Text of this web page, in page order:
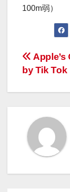
100m弱）
投
稿
ビ
ゲ
Apple’s
by Tik Tok